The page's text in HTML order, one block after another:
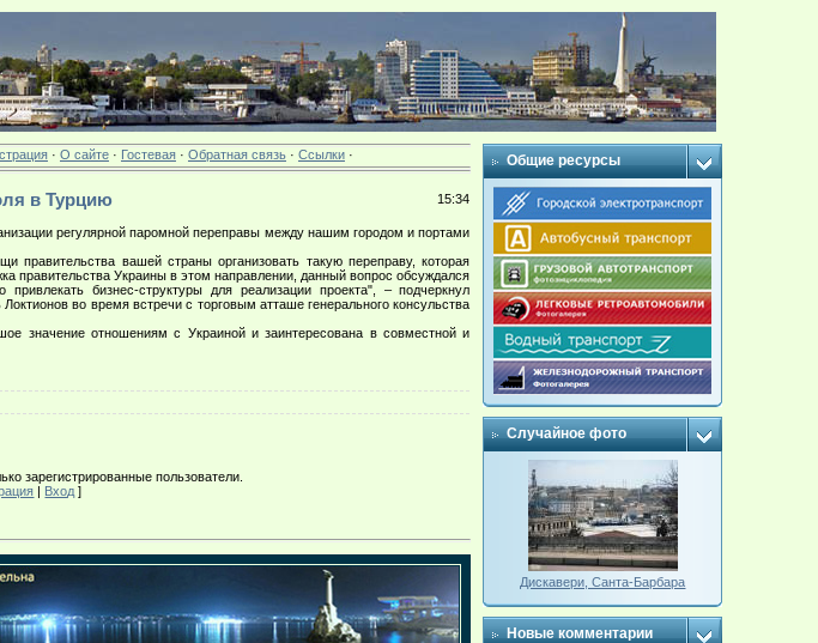
· О сайте· Гостевая· Обратная связь· Ссылки·
в Турцию 15:34
регулярной паромной переправы между нашим городом и портами
вашей страны организовать такую переправу, которая
правительства Украины в этом направлении, данный вопрос обсуждался
бизнес-структуры для реализации проекта", – подчеркнул
во время встречи с торговым атташе генерального консульства
значение отношениям с Украиной и заинтересована в совместной и
зарегистрированные пользователи.
| Вход ]
Общие ресурсы
Случайное фото
Дискавери, Санта-Барбара
Новые комментарии